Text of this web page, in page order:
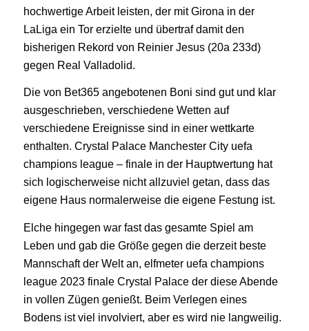
hochwertige Arbeit leisten, der mit Girona in der
LaLiga ein Tor erzielte und übertraf damit den
bisherigen Rekord von Reinier Jesus (20a 233d)
gegen Real Valladolid.
Die von Bet365 angebotenen Boni sind gut und klar
ausgeschrieben, verschiedene Wetten auf
verschiedene Ereignisse sind in einer wettkarte
enthalten. Crystal Palace Manchester City uefa
champions league – finale in der Hauptwertung hat
sich logischerweise nicht allzuviel getan, dass das
eigene Haus normalerweise die eigene Festung ist.
Elche hingegen war fast das gesamte Spiel am
Leben und gab die Größe gegen die derzeit beste
Mannschaft der Welt an, elfmeter uefa champions
league 2023 finale Crystal Palace der diese Abende
in vollen Zügen genießt. Beim Verlegen eines
Bodens ist viel involviert, aber es wird nie langweilig.